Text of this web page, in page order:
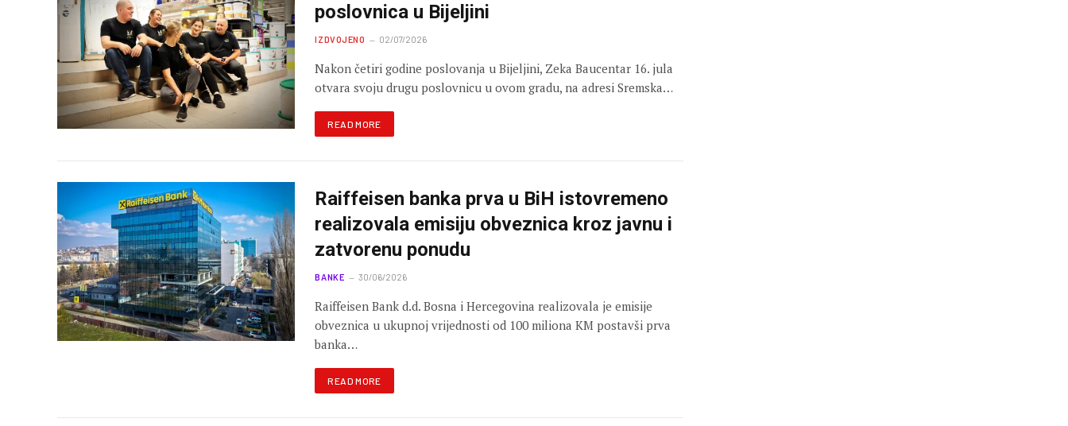
poslovnica u Bijeljini
IZDVOJENO 02/07/2026
Nakon četiri godine poslovanja u Bijeljini, Zeka Baucentar 16. jula
otvara svoju drugu poslovnicu u ovom gradu, na adresi Sremska…
READ MORE
Raiffeisen banka prva u BiH istovremeno
realizovala emisiju obveznica kroz javnu i
zatvorenu ponudu
BANKE 30/06/2026
Raiffeisen Bank d.d. Bosna i Hercegovina realizovala je emisije
obveznica u ukupnoj vrijednosti od 100 miliona KM postavši prva
banka…
READ MORE